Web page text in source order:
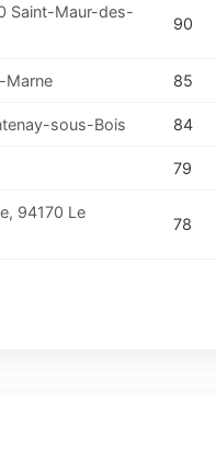
Saint-Maur-des-
90
Marne 85
sous-Bois 84
79
94170 Le
78